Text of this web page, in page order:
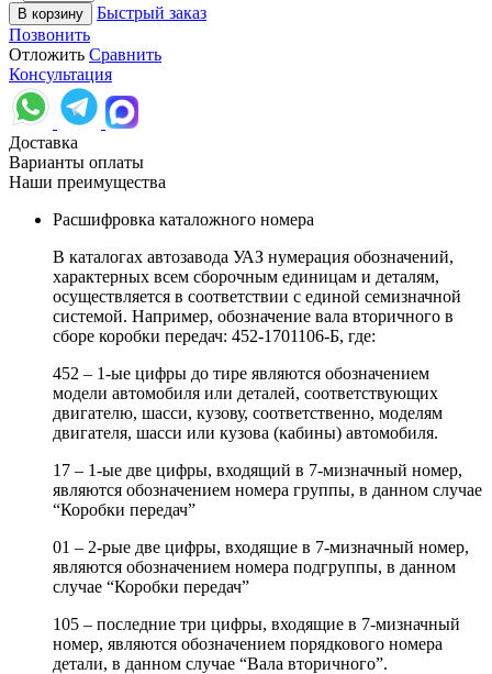
В корзину
Быстрый заказ
Позвонить
Отложить Сравнить
Консультация
Доставка
Варианты оплаты
Наши преимущества
Расшифровка каталожного номера
В каталогах автозавода УАЗ нумерация обозначений,
характерных всем сборочным единицам и деталям,
осуществляется в соответствии с единой семизначной
системой. Например, обозначение вала вторичного в
сборе коробки передач: 452-1701106-Б, где:
452 – 1-ые цифры до тире являются обозначением
модели автомобиля или деталей, соответствующих
двигателю, шасси, кузову, соответственно, моделям
двигателя, шасси или кузова (кабины) автомобиля.
17 – 1-ые две цифры, входящий в 7-мизначный номер,
являются обозначением номера группы, в данном случае
“Коробки передач”
01 – 2-рые две цифры, входящие в 7-мизначный номер,
являются обозначением номера подгруппы, в данном
случае “Коробки передач”
105 – последние три цифры, входящие в 7-мизначный
номер, являются обозначением порядкового номера
детали, в данном случае “Вала вторичного”.